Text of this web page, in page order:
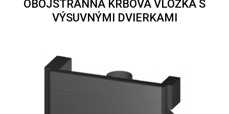
OBOJSTRANNÁ KRBOVÁ VLOŽKA S
VÝSUVNÝMI DVIERKAMI